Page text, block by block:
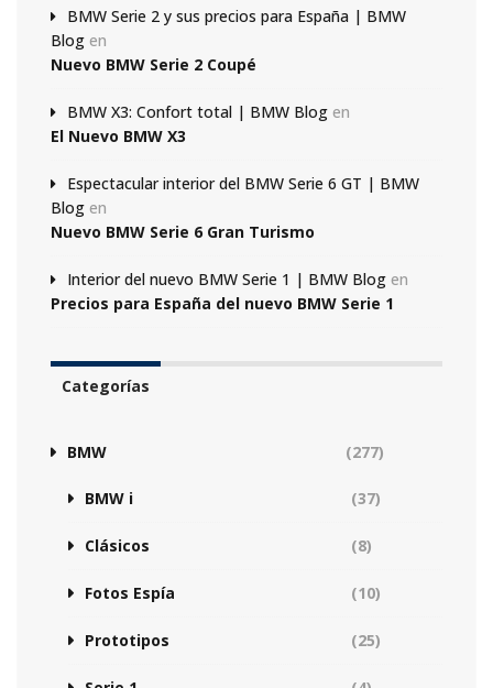
BMW Serie 2 y sus precios para España | BMW
Blog en
Nuevo BMW Serie 2 Coupé
BMW X3: Confort total | BMW Blog en
El Nuevo BMW X3
Espectacular interior del BMW Serie 6 GT | BMW
Blog en
Nuevo BMW Serie 6 Gran Turismo
Interior del nuevo BMW Serie 1 | BMW Blog en
Precios para España del nuevo BMW Serie 1
Categorías
BMW (277)
BMW i (37)
Clásicos (8)
Fotos Espía (10)
Prototipos (25)